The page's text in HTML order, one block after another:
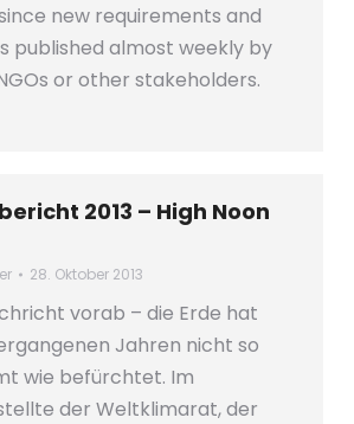
new requirements and
published almost weekly by
or other stakeholders.
2013 – High Noon
28. Oktober 2013
vorab – die Erde hat
Jahren nicht so
wie befürchtet. Im
der Weltklimarat, der